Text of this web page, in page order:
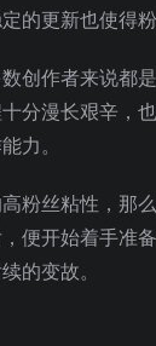
的更新也使得粉
创作者来说都
分漫长艰辛，
力。
粉丝粘性，那
便开始着手准
的变故。